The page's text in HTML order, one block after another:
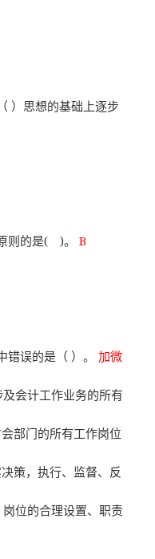
）思想的基础上逐步
原则的是( )。B
错误的是（ ）。加微
会计工作业务的所有
部门的所有工作岗位
策，执行、监督、反
位的合理设置、职责